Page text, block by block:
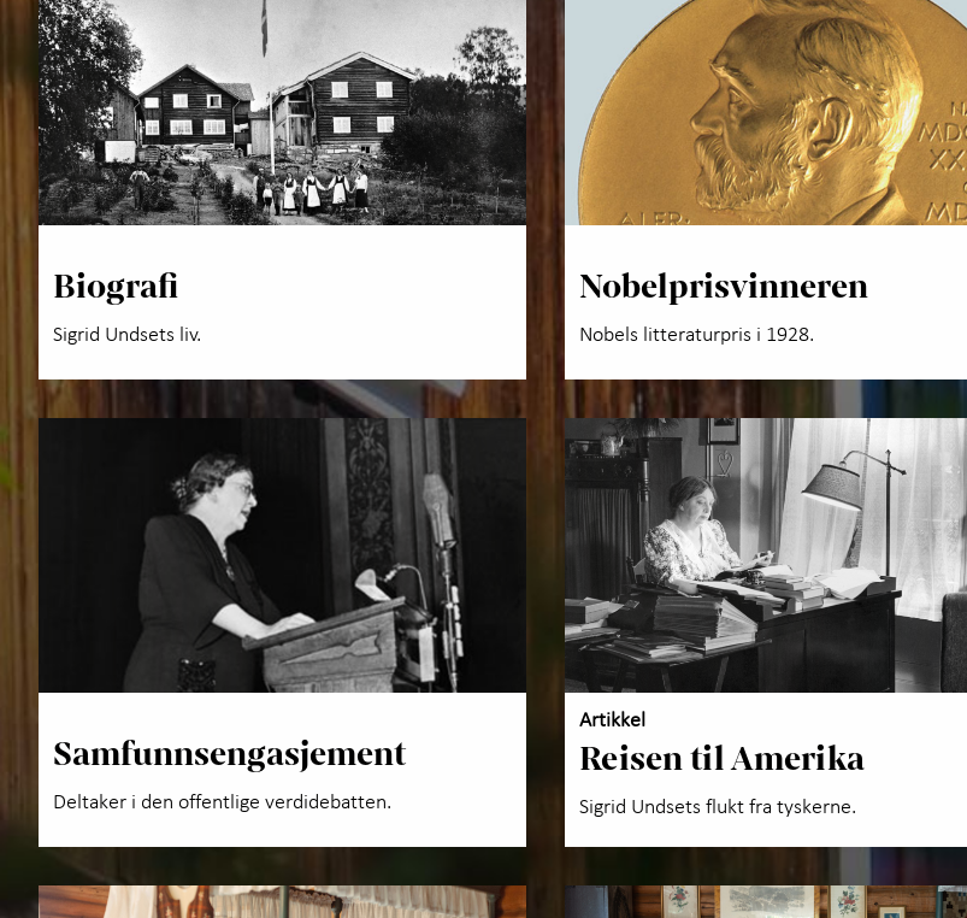
Biografi
Sigrid Undsets liv.
Nobelprisvinneren
Nobels litteraturpris i 1928.
Samfunnsengasjement
Deltaker i den offentlige verdidebatten.
Artikkel
Reisen til Amerika
Sigrid Undsets flukt fra tyskerne.